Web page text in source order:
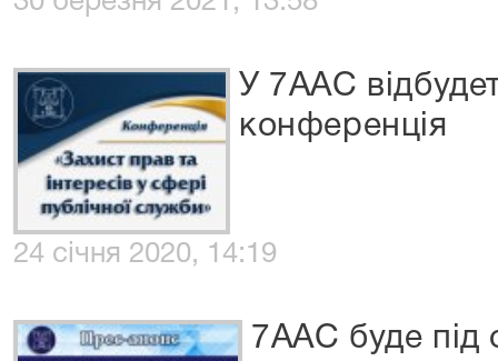
У 7ААС
конференція
24 січня 2020, 14:19
7ААС буде